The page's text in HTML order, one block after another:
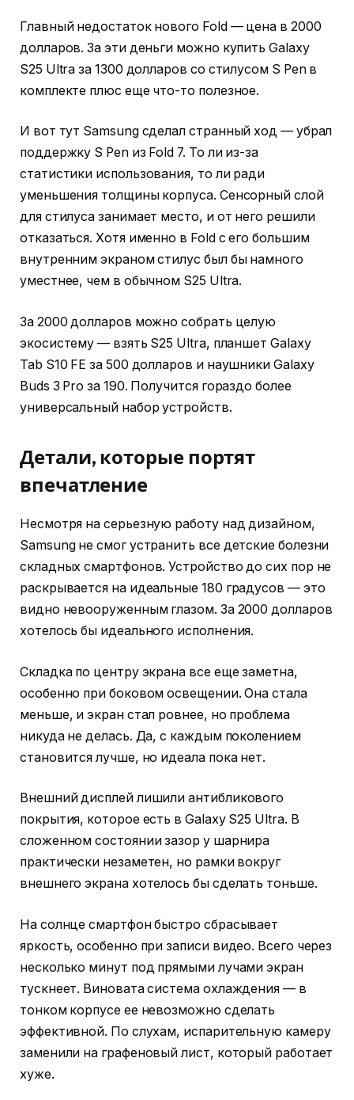
Главный недостаток нового Fold — цена в 2000
долларов. За эти деньги можно купить Galaxy
S25 Ultra за 1300 долларов со стилусом S Pen в
комплекте плюс еще что-то полезное.
И вот тут Samsung сделал странный ход — убрал
поддержку S Pen из Fold 7. То ли из-за
статистики использования, то ли ради
уменьшения толщины корпуса. Сенсорный слой
для стилуса занимает место, и от него решили
отказаться. Хотя именно в Fold с его большим
внутренним экраном стилус был бы намного
уместнее, чем в обычном S25 Ultra.
За 2000 долларов можно собрать целую
экосистему — взять S25 Ultra, планшет Galaxy
Tab S10 FE за 500 долларов и наушники Galaxy
Buds 3 Pro за 190. Получится гораздо более
универсальный набор устройств.
Детали, которые портят
впечатление
Несмотря на серьезную работу над дизайном,
Samsung не смог устранить все детские болезни
складных смартфонов. Устройство до сих пор не
раскрывается на идеальные 180 градусов — это
видно невооруженным глазом. За 2000 долларов
хотелось бы идеального исполнения.
Складка по центру экрана все еще заметна,
особенно при боковом освещении. Она стала
меньше, и экран стал ровнее, но проблема
никуда не делась. Да, с каждым поколением
становится лучше, но идеала пока нет.
Внешний дисплей лишили антибликового
покрытия, которое есть в Galaxy S25 Ultra. В
сложенном состоянии зазор у шарнира
практически незаметен, но рамки вокруг
внешнего экрана хотелось бы сделать тоньше.
На солнце смартфон быстро сбрасывает
яркость, особенно при записи видео. Всего через
несколько минут под прямыми лучами экран
тускнеет. Виновата система охлаждения — в
тонком корпусе ее невозможно сделать
эффективной. По слухам, испарительную камеру
заменили на графеновый лист, который работает
хуже.